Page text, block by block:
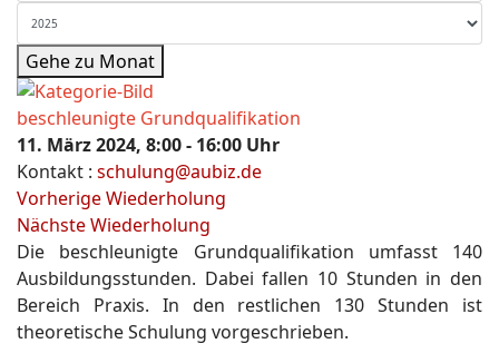
Gehe zu Monat
beschleunigte Grundqualifikation
11. März 2024, 8:00 - 16:00 Uhr
Kontakt : schulung@aubiz.de
Vorherige Wiederholung
Nächste Wiederholung
Die beschleunigte Grundqualifikation umfasst 140
Ausbildungsstunden. Dabei fallen 10 Stunden in den
Bereich Praxis. In den restlichen 130 Stunden ist
theoretische Schulung vorgeschrieben.